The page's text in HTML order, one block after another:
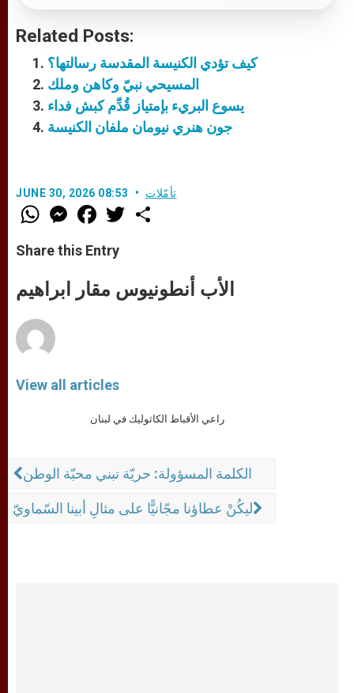
Related Posts:
كيف تؤدي الكنيسة المقدسة رسالتها؟
المسيحي نبيّ وكاهن وملك
يسوع البريء بإمتياز قُدِّم كبش فداء
جون هنري نيومان ملفان الكنيسة
JUNE 30, 2026 08:53 تأمّلات
W
h
t
s
p
p
M
e
s
e
e
F
a
e
b
k
w
Share this Entry
الأب أنطونيوس مقار ابراهيم
View all articles
راعي الأقباط الكاثوليك في لبنان
الكلمة المسؤولة: حريّة تبني محبّة الوطن
ليكُنْ عطاؤنا مجّانيًّا على مثالِ أبينا السّماويّ